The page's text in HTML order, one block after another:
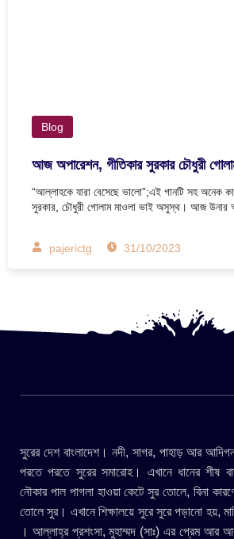
Blog
আজ অপারেশন, গীতিকার সুরকার চৌধুরী
“আল্লাহকে যারা বেসেছে ভালো”;এই গানটি সহ অনেক
সুরকার, চৌধুরী গোলাম মাওলা ভাই অসুস্থ। আজ উনার
pajerictg 31/10/2023
সুরের দেশ বাংলাদেশ। নদী, সাগর, পাহাড় আর
পরতে পরতে সুরের সমারোহ। এখানে ধানের শীষ
নৌকার পাল পাগলা হাওয়া কেটে সুর তোলে, বিনা
তোলে সুর। এখানে শিক্ষালয়ে সুরে সুরে পড়ানো হয়,
। আল্লাহ্র প্রশংসা, মুহাম্মদ (সাঃ) এর প্রেম আর